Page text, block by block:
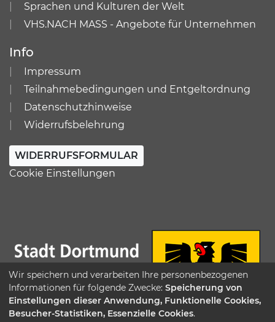
Sprachen und Kulturen der Welt
VHS.NACH MASS - Angebote für Unternehmen
Info
Impressum
Teilnahmebedingungen und Entgeltordnung
Datenschutzhinweise
Widerrufsbelehrung
WIDERRUFSFORMULAR
Cookie Einstellungen
Wir speichern und verarbeiten Ihre personenbezogenen
Informationen für folgende Zwecke: Speicherung von
Einstellungen dieser Anwendung, Funktionelle Cookies,
Besucher-Statistiken, Essenzielle Cookies.